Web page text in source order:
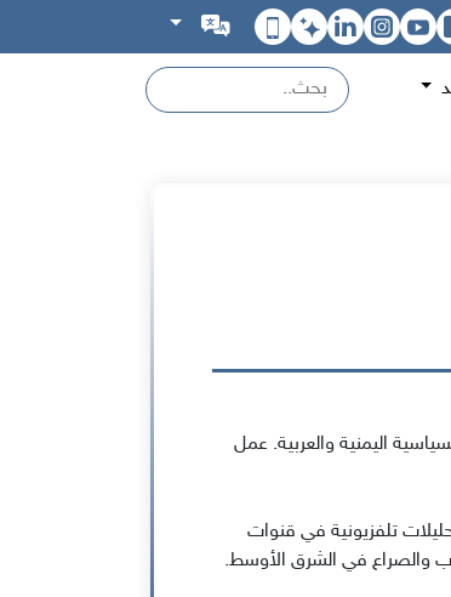
اليمنية والعربية. عمل
-2012. يساهم بتقديم تحليلات تلفزيونية في قنوات
والصراع في الشرق الأوسط.